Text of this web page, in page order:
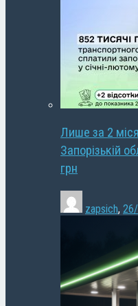
Лише за 2
Запорізькій
грн
zapsich,